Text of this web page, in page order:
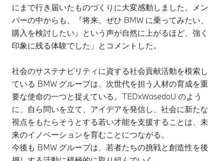
にまで行き届いたものづくりに大変感動しました。メン
バーの中からも、『将来、ぜひ BMW に乗ってみたい、
購入を検討したい』という声が自然に上がるほど、強く
印象に残る体験でした」とコメントした。
社会のサステナビリティに資する社会貢献活動を模索し
ている BMW グループは、次世代を担う人材の育成を重
要な使命の一つと捉えている。TEDxWasedaU のよう
に、自ら問いを立て、アイデアを発信し、社会に新たな
視点をもたらそうとする若い才能を支援することは、未
来のイノベーションを育むことにつながる。
今後も BMW グループは、若者たちの挑戦と創造性を後